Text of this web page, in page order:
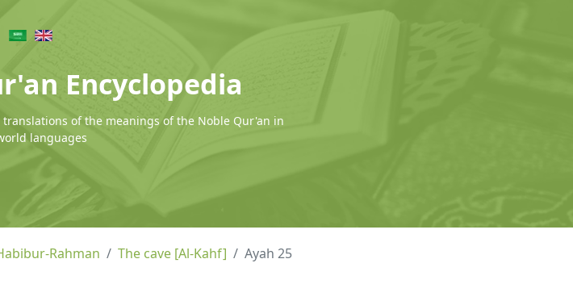
Encyclopedia
of the meanings of the Noble Qur'an in
languages
Rahman The cave [Al-Kahf] Ayah 25